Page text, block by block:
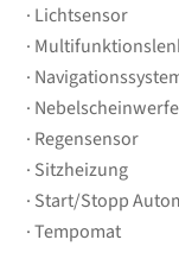
Lichtsensor
Regensensor
Sitzheizung
Start/Stopp
Tempomat